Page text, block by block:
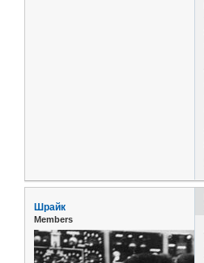
Шрайк
Members